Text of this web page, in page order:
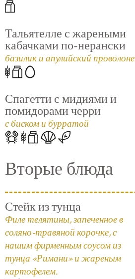
Тальятелле с жареными
кабачками по-нерански
базилик и апулийский проволоне
Спагетти с мидиями и
помидорами черри
с биском и бурратой
Вторые блюда
Стейк из тунца
Филе телятины, запеченное в
соляно-травяной корочке, с
нашим фирменным соусом из
тунца «Римани» и жареным
картофелем.